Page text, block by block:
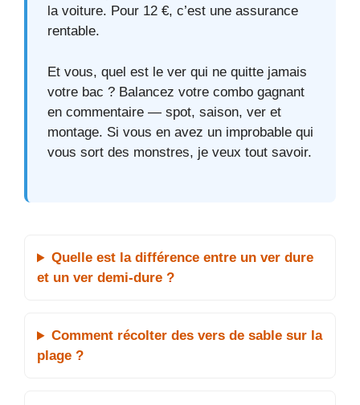
la voiture. Pour 12 €, c’est une assurance
rentable.
Et vous, quel est le ver qui ne quitte jamais
votre bac ? Balancez votre combo gagnant
en commentaire — spot, saison, ver et
montage. Si vous en avez un improbable qui
vous sort des monstres, je veux tout savoir.
Quelle est la différence entre un ver dure
et un ver demi-dure ?
Comment récolter des vers de sable sur la
plage ?